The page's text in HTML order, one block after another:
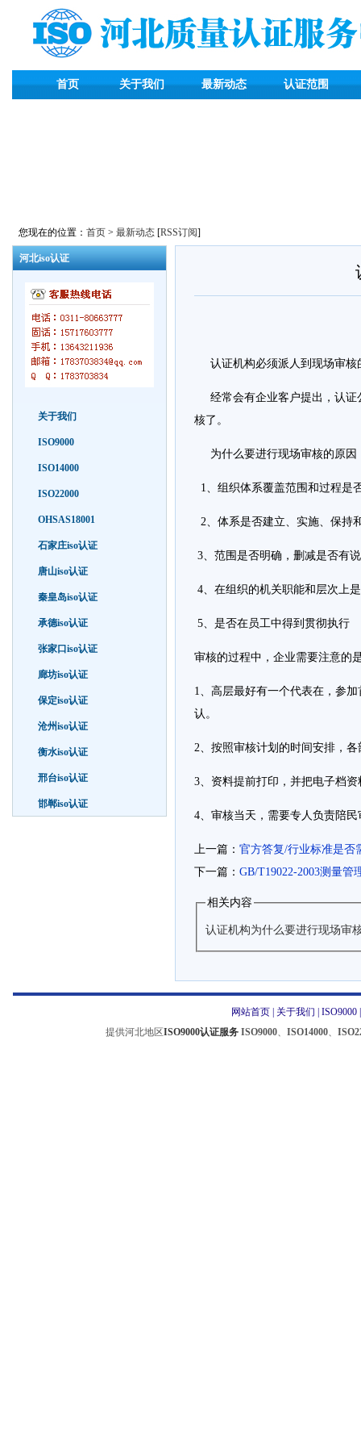
首页 关于我们 最新动态 认证范围
您现在的位置： 首页 > 最新动态 [RSS订阅]
河北iso认证
关于我们
ISO9000
ISO14000
ISO22000
OHSAS18001
石家庄iso认证
唐山iso认证
秦皇岛iso认证
承德iso认证
张家口iso认证
廊坊iso认证
保定iso认证
沧州iso认证
衡水iso认证
邢台iso认证
邯郸iso认证
认证机构必须派人到现场审核
经常会有企业客户提出，认证
核了。
为什么要进行现场审核的原因
1、组织体系覆盖范围和过程是
2、体系是否建立、实施、保持
3、范围是否明确，删减是否有
4、在组织的机关职能和层次上
5、是否在员工中得到贯彻执行
审核的过程中，企业需要注意的
1、高层最好有一个代表在，参
认。
2、按照审核计划的时间安排，
3、资料提前打印，并把电子档
4、审核当天，需要专人负责陪
上一篇： 官方答复/行业标准是否
下一篇： GB/T19022-2003测量管
相关内容
认证机构为什么要进行现场审
网站首页| 关于我们 ISO9000
提供河北地区ISO9000认证服务 ISO9000、 ISO14000、